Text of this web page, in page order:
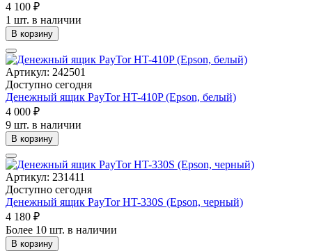
4 100 ₽
1 шт. в наличии
В корзину
Артикул: 242501
Доступно сегодня
Денежный ящик PayTor HT-410P (Epson, белый)
4 000 ₽
9 шт. в наличии
В корзину
Артикул: 231411
Доступно сегодня
Денежный ящик PayTor HT-330S (Epson, черный)
4 180 ₽
Более 10 шт. в наличии
В корзину